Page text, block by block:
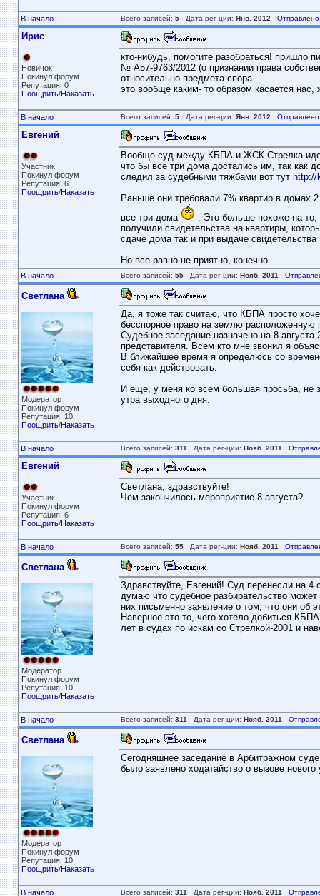
В начало Всего записей: 5Дата рег-ции: Янв. 2012
Ирис
Новичок
Покинул форум
Репутация: 0
Поощрить/Наказать
кто-нибудь, помогите разобраться! пришло
№ А57-9763/2012 (о признании права
относительно предмета спора.
это вообще каким- то образом касается
В начало Всего записей: 5Дата рег-ции: Янв. 2012
Евгений
Участник
Покинул форум
Репутация: 6
Поощрить/Наказать
Вообще суд между КБПА и ЖСК Стрелка
что бы все три дома достались им, так как
следил за судебными тяжбами вот тут http://
Раньше они требовали 7% квартир в домах
все три дома
. Это больше похоже на то,
получили свидетельства на квартиры,
сдаче дома так и при выдаче свидетельства
Но все равно не приятно, конечно.
В начало Всего записей: 55Дата рег-ции: Нояб. 2011
Светлана
Модератор
Покинул форум
Репутация: 10
Поощрить/Наказать
Да, я тоже так считаю, что КБПА просто
бесспорное право на землю расположенную
Судебное заседание назначено на 8
представителя. Всем кто мне звонил я
В ближайшее время я определюсь со
себя как действовать.
И еще, у меня ко всем большая просьба, не
утра выходного дня.
В начало Всего записей: 311 Дата рег-ции: Нояб. 2011
Евгений
Участник
Покинул форум
Репутация: 6
Поощрить/Наказать
Светлана, здравствуйте!
Чем закончилось мероприятие 8 августа?
В начало Всего записей: 55Дата рег-ции: Нояб. 2011
Светлана
Модератор
Покинул форум
Репутация: 10
Поощрить/Наказать
Здравствуйте, Евгений! Суд перенесли на
думаю что судебное разбирательство может
них письменно заявление о том, что они об
Наверное это то, чего хотело добиться
лет в судах по искам со Стрелкой-2001 и
В начало Всего записей: 311 Дата рег-ции: Нояб. 2011
Светлана
Модератор
Покинул форум
Репутация: 10
Поощрить/Наказать
Сегодняшнее заседание в Арбитражном
было заявлено ходатайство о вызове
В начало Всего записей: 311 Дата рег-ции: Нояб. 2011